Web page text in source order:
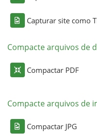
Capturar site como
Compacte arquivos de
Compactar PDF
Compacte arquivos de
Compactar JPG